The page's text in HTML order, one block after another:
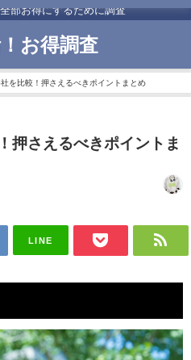
部お得にするために調査
お得調査
を比較！押さえるべきポイントまとめ
押さえるべきポイントま
LINE